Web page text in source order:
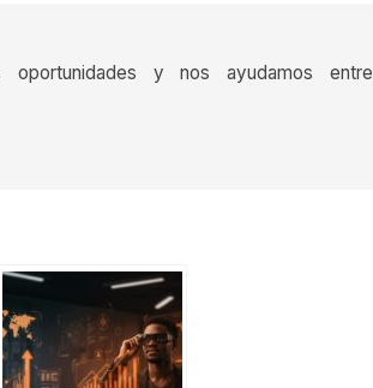
oportunidades y nos ayudamos entre